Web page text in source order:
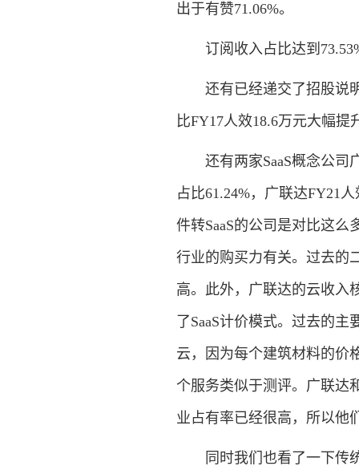
出于有赞71.06%。
订阅收入占比达到
还有已经递交了招股说明
比FY17人效18.6万元大幅
还有两家SaaS概念公司
占比61.24%，广联达FY21
件转SaaS的公司是对比这么
行业的购买力有关。过去的
高。此外，广联达的云收入
了SaaS计价模式。过去的
云，因为每个建筑材料的价
个服务类似于测评。广联达
业占有率已经很高，所以他
同时我们也看了一下传统